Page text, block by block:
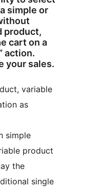
simple or
product,
cart on a
action.
your sales.
variable
as
simple
product
the
single